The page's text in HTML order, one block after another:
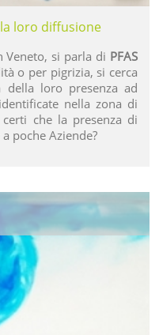
loro diffusione
si parla di PFAS
o per pigrizia, si cerca
della loro presenza ad
nella zona di
che la presenza di
poche Aziende?